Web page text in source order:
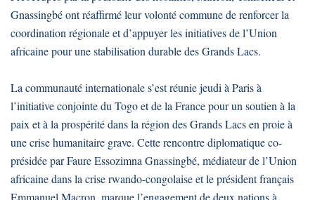
Gnassingbé ont réaffirmé leur volonté commune de renforcer la
coordination régionale et d’appuyer les initiatives de l’Union
africaine pour une stabilisation durable des Grands Lacs.
La communauté internationale s’est réunie jeudi à Paris à
l’initiative conjointe du Togo et de la France pour un soutien à la
paix et à la prospérité dans la région des Grands Lacs en proie à
une crise humanitaire grave. Cette rencontre diplomatique co-
présidée par Faure Essozimna Gnassingbé, médiateur de l’Union
africaine dans la crise rwando-congolaise et le président français
Emmanuel Macron, marque l’engagement de deux nations à